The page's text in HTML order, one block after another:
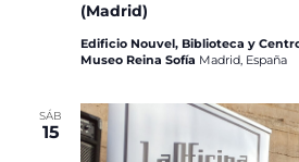
(Madrid)
Edificio Nouvel, Biblioteca y
Museo Reina Sofía Madrid, España
SÁB
15